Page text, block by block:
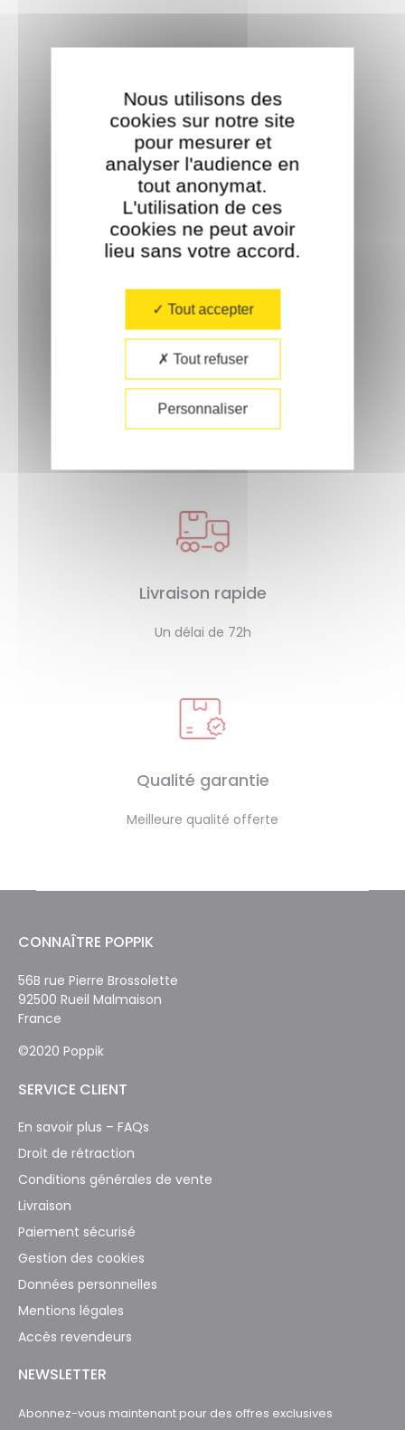
Livraison offerte
À partir de 35€ d'achat.
Paiement sécurisé
Livraison rapide
Un délai de 72h
Qualité garantie
Meilleure qualité offerte
CONNAÎTRE POPPIK
56B rue Pierre Brossolette
92500 Rueil Malmaison
France
©2020 Poppik
SERVICE CLIENT
En savoir plus – FAQs
Droit de rétraction
Conditions générales de vente
Livraison
Paiement sécurisé
Gestion des cookies
Données personnelles
Mentions légales
Accès revendeurs
NEWSLETTER
Abonnez-vous maintenant pour des offres exclusives
Nous utilisons des
cookies sur notre site
pour mesurer et
analyser l'audience en
tout anonymat.
L'utilisation de ces
cookies ne peut avoir
lieu sans votre accord.​
Tout accepter
Tout refuser
Personnaliser